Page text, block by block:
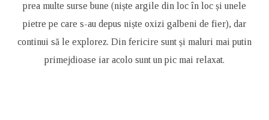
prea multe surse bune (niște argile din loc în loc și unele
pietre pe care s-au depus niște oxizi galbeni de fier), dar
continui să le explorez. Din fericire sunt și maluri mai putin
primejdioase iar acolo sunt un pic mai relaxat.